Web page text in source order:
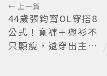
← 上一篇
44歲張鈞甯OL穿搭8
公式！寬褲＋襯衫不
只顯瘦，還穿出主管